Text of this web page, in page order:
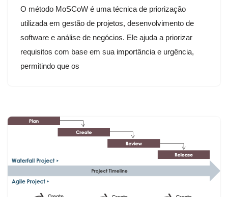
O método MoSCoW é uma técnica de priorização
utilizada em gestão de projetos, desenvolvimento de
software e análise de negócios. Ele ajuda a priorizar
requisitos com base em sua importância e urgência,
permitindo que os